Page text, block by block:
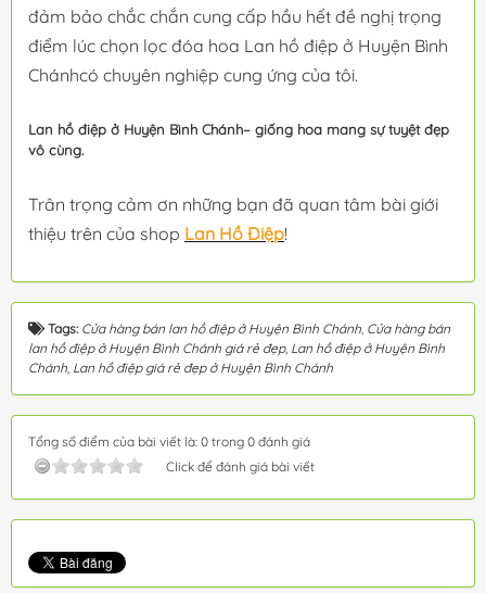
đảm bảo chắc chắn cung cấp hầu hết đề nghị trọng
điểm lúc chọn lọc đóa hoa Lan hồ điệp ở Huyện Bình
Chánhcó chuyên nghiệp cung ứng của tôi.
Lan hồ điệp ở Huyện Bình Chánh– giống hoa mang sự tuyệt đẹp
vô cùng.
Trân trọng cảm ơn những bạn đã quan tâm bài giới
thiệu trên của shop Lan Hồ Điệp!
Tags: Cửa hàng bán lan hồ điệp ở Huyện Bình Chánh, Cửa hàng bán
lan hồ điệp ở Huyện Bình Chánh giá rẻ đẹp, Lan hồ điệp ở Huyện Bình
Chánh, Lan hồ điệp giá rẻ đẹp ở Huyện Bình Chánh
Tổng số điểm của bài viết là: 0 trong 0 đánh giá
Click để đánh giá bài viết